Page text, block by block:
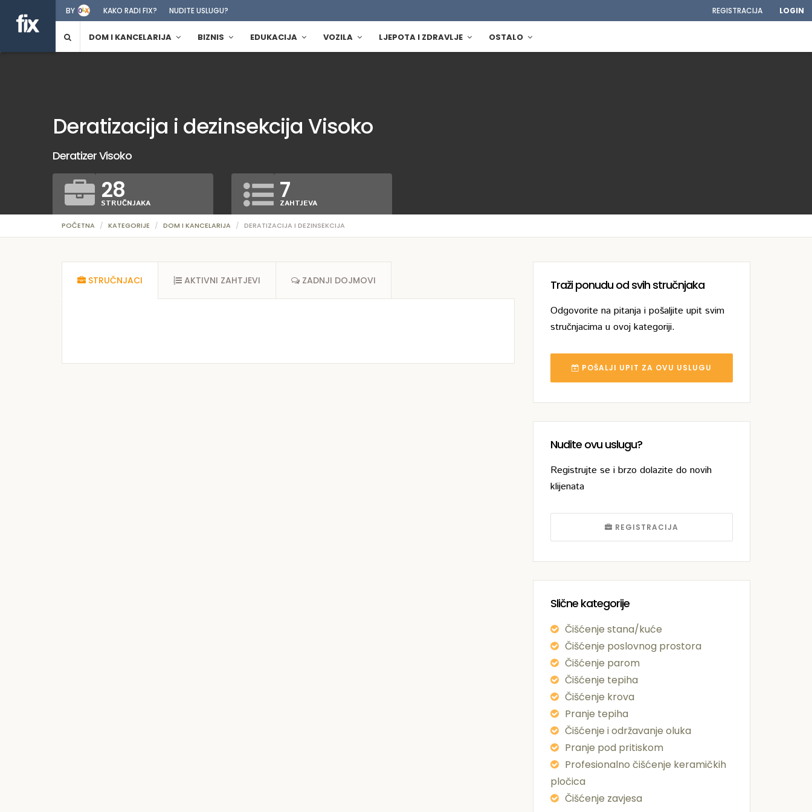
BY KAKO RADI FIX? NUDITE USLUGU? REGISTRACIJA LOGIN
DOM I KANCELARIJA BIZNIS EDUKACIJA VOZILA LJEPOTA I ZDRAVLJE OSTALO
POČETNA KATEGORIJE DOM I KANCELARIJA DERATIZACIJA I DEZINSEKCIJA
Deratizacija i dezinsekcija Visoko
Deratizer Visoko
28
STRUČNJAKA 7
ZAHTJEVA
Traži ponudu od svih stručnjaka
Odgovorite na pitanja i pošaljite upit svim
stručnjacima u ovoj kategoriji.
POŠALJI UPIT ZA OVU USLUGU
Nudite ovu uslugu?
Registrujte se i brzo dolazite do novih
klijenata
REGISTRACIJA
Slične kategorije
Čišćenje stana/kuće
Čišćenje poslovnog prostora
Čišćenje parom
Čišćenje tepiha
Čišćenje krova
Pranje tepiha
Čišćenje i održavanje oluka
Pranje pod pritiskom
Profesionalno čišćenje keramičkih
pločica
Čišćenje zavjesa
STRUČNJACI AKTIVNI ZAHTJEVI ZADNJI DOJMOVI